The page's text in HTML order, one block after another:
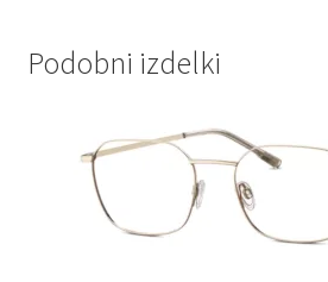
Podobni izdelki